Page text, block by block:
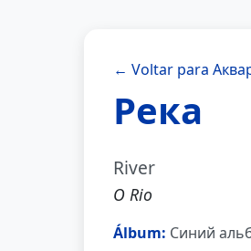
← Voltar para
Река
River
O Rio
Álbum: Синий